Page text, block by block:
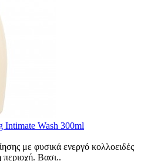
Intimate Wash 300ml
με φυσικά ενεργό κολλοειδές
περιοχή. Βασι..